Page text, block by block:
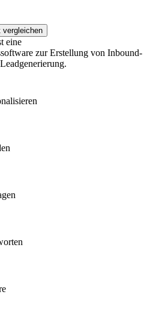
vergleichen
eine
zur Erstellung von Inbound-